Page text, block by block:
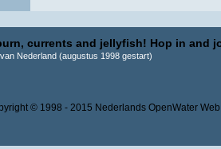
currents and jellyfish! Hop in and
Nederland (augustus 1998 gestart)
© 1998 - 2015 Nederlands OpenWater